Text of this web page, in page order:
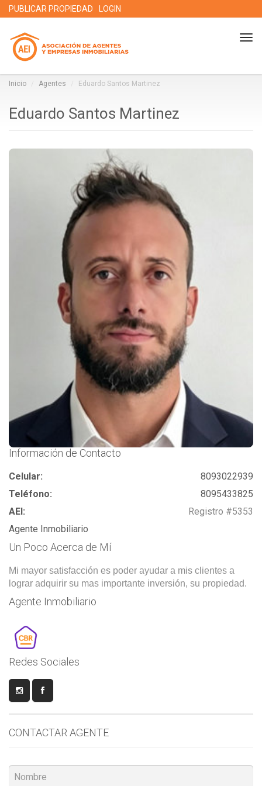
PUBLICAR PROPIEDAD LOGIN
Inicio Agentes Eduardo Santos Martinez
Eduardo Santos Martinez
Información de Contacto
Celular:
8093022939
Teléfono:
8095433825
AEI:
Registro #5353
Agente Inmobiliario
Un Poco Acerca de Mí
Mi mayor satisfacción es poder ayudar a mis clientes a
lograr adquirir su mas importante inversión, su propiedad.
Agente Inmobiliario
Redes Sociales
CONTACTAR AGENTE